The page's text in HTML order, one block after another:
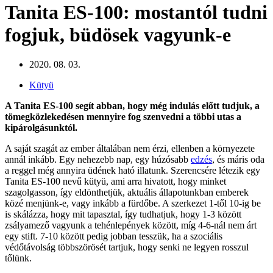
Tanita ES-100: mostantól tudni
fogjuk, büdösek vagyunk-e
2020. 08. 03.
Kütyü
A Tanita ES-100 segít abban, hogy még indulás előtt tudjuk, a
tömegközlekedésen mennyire fog szenvedni a többi utas a
kipárolgásunktól.
A saját szagát az ember általában nem érzi, ellenben a környezete
annál inkább. Egy nehezebb nap, egy húzósabb edzés, és máris oda
a reggel még annyira üdének ható illatunk. Szerencsére létezik egy
Tanita ES-100 nevű kütyü, ami arra hivatott, hogy minket
szagolgasson, így eldönthetjük, aktuális állapotunkban emberek
közé menjünk-e, vagy inkább a fürdőbe. A szerkezet 1-től 10-ig be
is skálázza, hogy mit tapasztal, így tudhatjuk, hogy 1-3 között
zsályamező vagyunk a tehénlepények között, míg 4-6-nál nem árt
egy stift. 7-10 között pedig jobban tesszük, ha a szociális
védőtávolság többszörösét tartjuk, hogy senki ne legyen rosszul
tőlünk.